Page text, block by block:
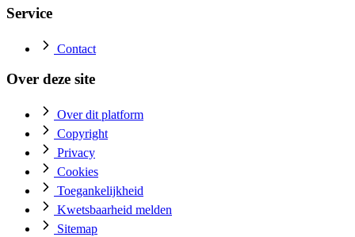
Service
Contact
Over deze site
Over dit platform
Copyright
Privacy
Cookies
Toegankelijkheid
Kwetsbaarheid melden
Sitemap